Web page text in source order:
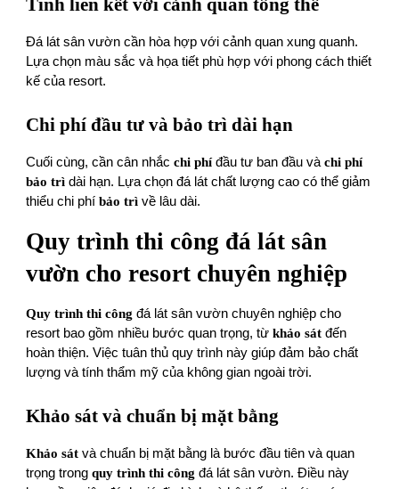
Tính liên kết với cảnh quan tổng thể
Đá lát sân vườn cần hòa hợp với cảnh quan xung quanh.
Lựa chọn màu sắc và họa tiết phù hợp với phong cách thiết
kế của resort.
Chi phí đầu tư và bảo trì dài hạn
Cuối cùng, cần cân nhắcchi phíđầu tư ban đầu vàchi phí
bảo trì dài hạn. Lựa chọn đá lát chất lượng cao có thể giảm
thiểu chi phíbảo trì về lâu dài.
Quy trình thi công đá lát sân
vườn cho resort chuyên nghiệp
Quy trình thi công đá lát sân vườn chuyên nghiệp cho
resort bao gồm nhiều bước quan trọng, từkhảo sát đến
hoàn thiện. Việc tuân thủ quy trình này giúp đảm bảo chất
lượng và tính thẩm mỹ của không gian ngoài trời.
Khảo sát và chuẩn bị mặt bằng
Khảo sát và chuẩn bị mặt bằng là bước đầu tiên và quan
trọng trongquy trình thi công đá lát sân vườn. Điều này